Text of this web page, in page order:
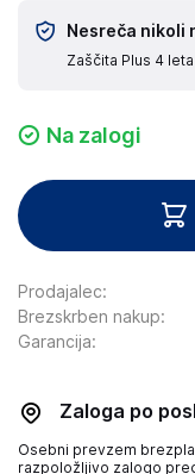
Nesreča nikoli
Zaščita Plus 4
Na zalogi
Prodajalec:
Brezskrben nakup:
Garancija:
Zaloga po
Osebni prevzem
razpoložljivo zalogo